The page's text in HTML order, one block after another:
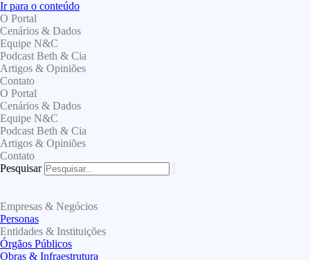
Ir para o conteúdo
O Portal
Cenários & Dados
Equipe N&C
Podcast Beth & Cia
Artigos & Opiniões
Contato
O Portal
Cenários & Dados
Equipe N&C
Podcast Beth & Cia
Artigos & Opiniões
Contato
Pesquisar
Empresas & Negócios
Personas
Entidades & Instituições
Órgãos Públicos
Obras & Infraestrutura